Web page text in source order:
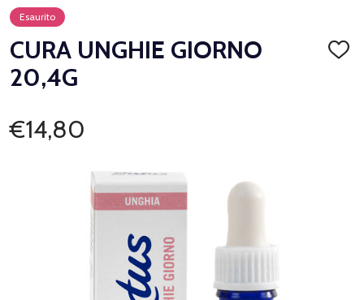
Esaurito
CURA UNGHIE GIORNO
20,4G
€14,80